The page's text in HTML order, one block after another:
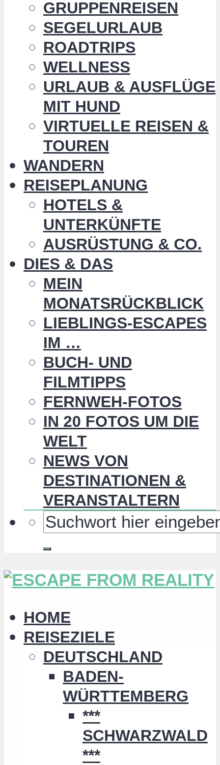
GRUPPENREISEN
SEGELURLAUB
ROADTRIPS
WELLNESS
URLAUB & AUSFLÜGE
MIT HUND
VIRTUELLE REISEN &
TOUREN
WANDERN
REISEPLANUNG
HOTELS &
UNTERKÜNFTE
AUSRÜSTUNG & CO.
DIES & DAS
MEIN
MONATSRÜCKBLICK
LIEBLINGS-ESCAPES
IM …
BUCH- UND
FILMTIPPS
FERNWEH-FOTOS
IN 20 FOTOS UM DIE
WELT
NEWS VON
DESTINATIONEN &
VERANSTALTERN
HOME
REISEZIELE
DEUTSCHLAND
BADEN-
WÜRTTEMBERG
***
SCHWARZWALD
***